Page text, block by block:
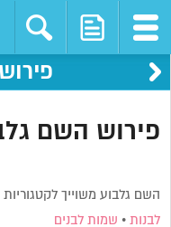
פירוש השם
השם גלבוע משוייך לקטגוריות
לבנות • שמות לבנים